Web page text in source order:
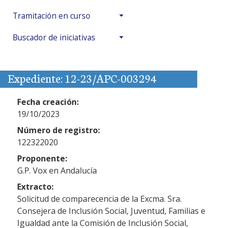
Tramitación en curso
Buscador de iniciativas
Expediente: 12-23/APC-003294
Fecha creación:
19/10/2023
Número de registro:
122322020
Proponente:
G.P. Vox en Andalucía
Extracto:
Solicitud de comparecencia de la Excma. Sra.
Consejera de Inclusión Social, Juventud, Familias e
Igualdad ante la Comisión de Inclusión Social,